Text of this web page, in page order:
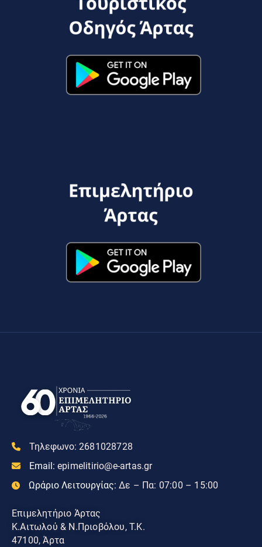
Τηλεφωνο: 2681028728
Email: epimelitirio@e-artas.gr
Ωράριο Λειτουργίας: Δε – Πα: 07:00 – 15:00
Επιμελητήριο Άρτας
Κ.Αιτωλού & Ν.Πριοβόλου, Τ.Κ.
47100, Άρτα